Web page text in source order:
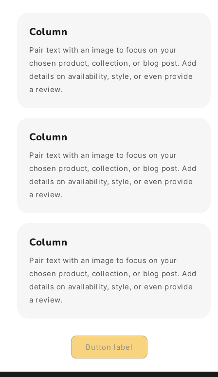
Column
Pair text with an image to focus on your
chosen product, collection, or blog post. Add
details on availability, style, or even provide
a review.
Column
Pair text with an image to focus on your
chosen product, collection, or blog post. Add
details on availability, style, or even provide
a review.
Column
Pair text with an image to focus on your
chosen product, collection, or blog post. Add
details on availability, style, or even provide
a review.
Button label